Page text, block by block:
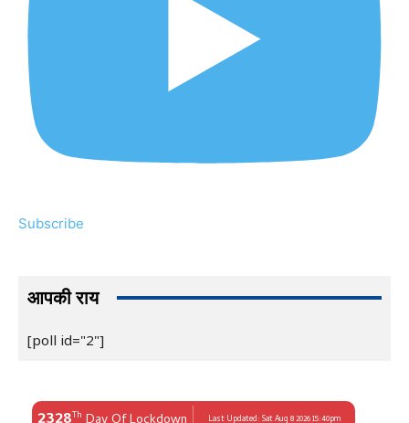
Subscribe
आपकी राय
[poll id="2"]